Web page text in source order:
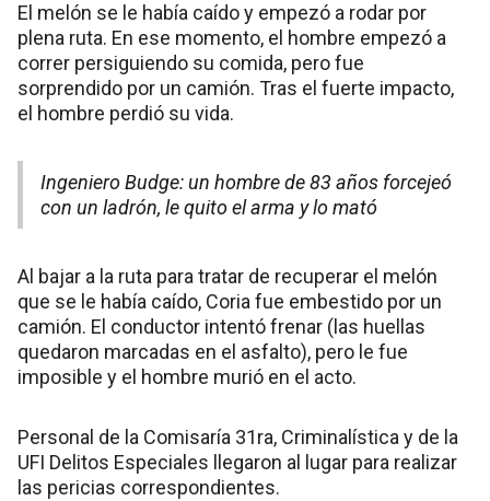
El melón se le había caído y empezó a rodar por
plena ruta. En ese momento, el hombre empezó a
correr persiguiendo su comida, pero fue
sorprendido por un camión. Tras el fuerte impacto,
el hombre perdió su vida.
Ingeniero Budge: un hombre de 83 años forcejeó
con un ladrón, le quito el arma y lo mató
Al bajar a la ruta para tratar de recuperar el melón
que se le había caído, Coria fue embestido por un
camión. El conductor intentó frenar (las huellas
quedaron marcadas en el asfalto), pero le fue
imposible y el hombre murió en el acto.
Personal de la Comisaría 31ra, Criminalística y de la
UFI Delitos Especiales llegaron al lugar para realizar
las pericias correspondientes.